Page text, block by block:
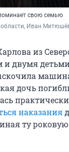
свою семью
области, Иван
из
и двумя
дочь
наказания
ту